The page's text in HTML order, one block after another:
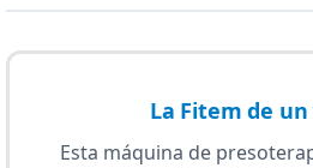
La Fitem de
Esta máquina de